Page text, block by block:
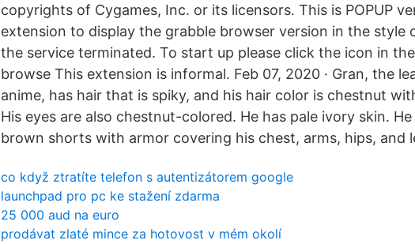
copyrights of Cygames, Inc. or its licensors. This is POPUP
extension to display the grabble browser version in the style
the service terminated. To start up please click the icon in
browse This extension is informal. Feb 07, 2020 · Gran, the
anime, has hair that is spiky, and his hair color is chestnut
His eyes are also chestnut-colored. He has pale ivory skin.
brown shorts with armor covering his chest, arms, hips, and
co když ztratíte telefon s autentizátorem google
launchpad pro pc ke stažení zdarma
25 000 aud na euro
prodávat zlaté mince za hotovost v mém okolí